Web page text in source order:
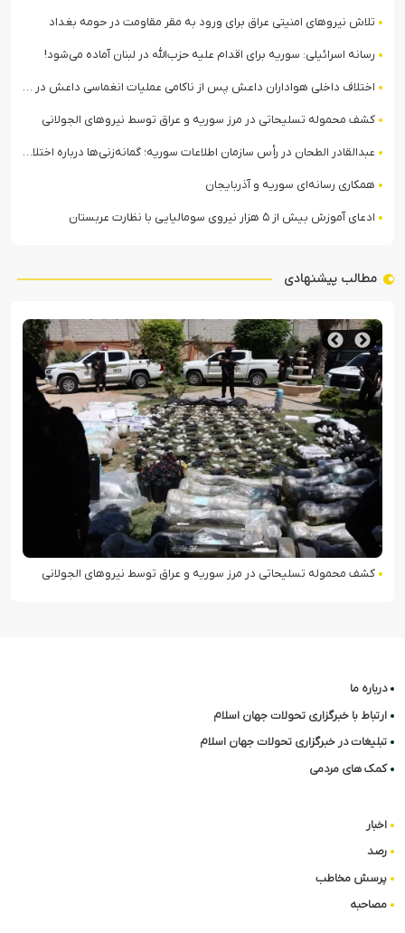
تلاش نیروهای امنیتی عراق برای ورود به مقر مقاومت در حومه بغداد
رسانه اسرائیلی: سوریه برای اقدام علیه حزب‌الله در لبنان آماده می‌شود!
اختلاف داخلی هواداران داعش پس از ناکامی عملیات انغماسی داعش در رقه
کشف محموله تسلیحاتی در مرز سوریه و عراق توسط نیروهای الجولانی
عبدالقادر الطحان در رأس سازمان اطلاعات سوریه؛ گمانه‌زنی‌ها درباره اختلافات در ساختار امنیتی
همکاری رسانه‌ای سوریه و آذربایجان
ادعای آموزش بیش از ۵ هزار نیروی سومالیایی با نظارت عربستان
مطالب پیشنهادی
کشف محموله تسلیحاتی در مرز سوریه و عراق توسط نیروهای الجولانی
درباره ما
ارتباط با خبرگزاری تحولات جهان اسلام
تبلیغات در خبرگزاری تحولات جهان اسلام
کمک های مردمی
اخبار
رصد
پرسش مخاطب
مصاحبه